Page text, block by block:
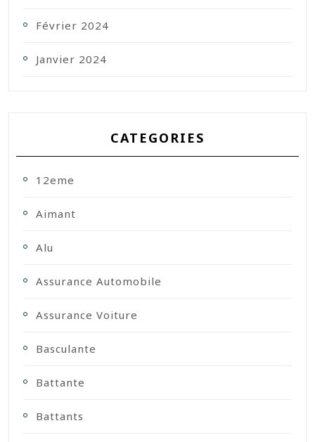
Février 2024
Janvier 2024
CATEGORIES
12eme
Aimant
Alu
Assurance Automobile
Assurance Voiture
Basculante
Battante
Battants